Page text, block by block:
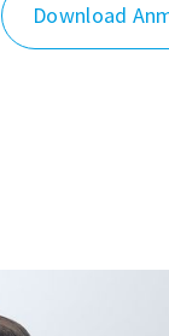
Download